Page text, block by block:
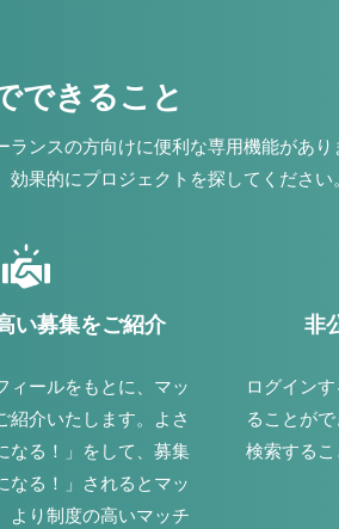
できること
ランスの方向けに便利な専用機能があり
効果的にプロジェクトを探してください
い募集をご紹介
ィールをもとに、マッ
紹介いたします。よさ
なる！」をして、募集
なる！」されるとマッ
より制度の高いマッチ
非
ログイン
ることが
検索するこ